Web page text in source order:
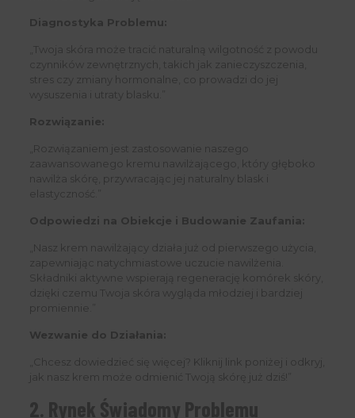
Diagnostyka Problemu:
„Twoja skóra może tracić naturalną wilgotność z powodu
czynników zewnętrznych, takich jak zanieczyszczenia,
stres czy zmiany hormonalne, co prowadzi do jej
wysuszenia i utraty blasku.”
Rozwiązanie:
„Rozwiązaniem jest zastosowanie naszego
zaawansowanego kremu nawilżającego, który głęboko
nawilża skórę, przywracając jej naturalny blask i
elastyczność.”
Odpowiedzi na Obiekcje i Budowanie Zaufania:
„Nasz krem nawilżający działa już od pierwszego użycia,
zapewniając natychmiastowe uczucie nawilżenia.
Składniki aktywne wspierają regenerację komórek skóry,
dzięki czemu Twoja skóra wygląda młodziej i bardziej
promiennie.”
Wezwanie do Działania:
„Chcesz dowiedzieć się więcej? Kliknij link poniżej i odkryj,
jak nasz krem może odmienić Twoją skórę już dziś!”
2. Rynek Świadomy Problemu